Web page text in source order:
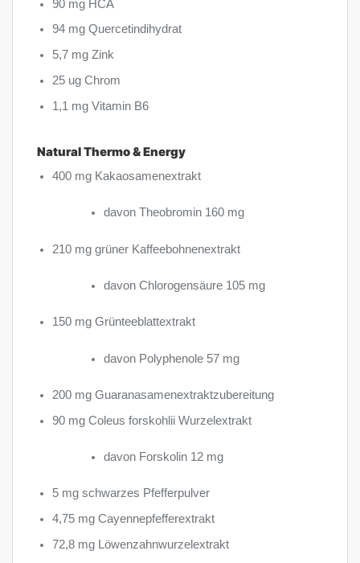
90 mg HCA
94 mg Quercetindihydrat
5,7 mg Zink
25 ug Chrom
1,1 mg Vitamin B6
Natural Thermo & Energy
400 mg Kakaosamenextrakt
davon Theobromin 160 mg
210 mg grüner Kaffeebohnenextrakt
davon Chlorogensäure 105 mg
150 mg Grünteeblattextrakt
davon Polyphenole 57 mg
200 mg Guaranasamenextraktzubereitung
90 mg Coleus forskohlii Wurzelextrakt
davon Forskolin 12 mg
5 mg schwarzes Pfefferpulver
4,75 mg Cayennepfefferextrakt
72,8 mg Löwenzahnwurzelextrakt